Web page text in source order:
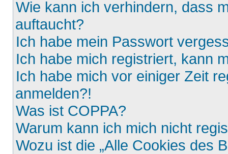
Wie kann ich verhindern, dass
auftaucht?
Ich habe mein Passwort
Ich habe mich registriert, kann
Ich habe mich vor einiger Zeit
anmelden?!
Was ist COPPA?
Warum kann ich mich nicht
Wozu ist die „Alle Cookies des